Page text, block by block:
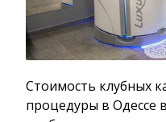
Стоимость клубных
процедуры в Одессе